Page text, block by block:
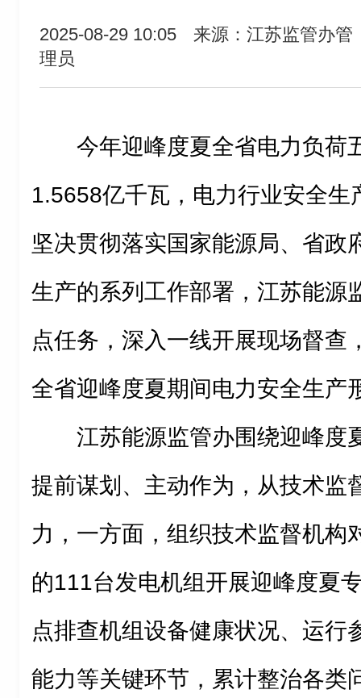
2025-08-29 10:05
来源：江苏监管办管
理员
今年迎峰度夏全省电力负荷
1.5658亿千瓦，电力行业安全生
坚决贯彻落实国家能源局、省政
生产的系列工作部署，江苏能源
点任务，深入一线开展现场督查
全省迎峰度夏期间电力安全生产
江苏能源监管办围绕迎峰度
提前谋划、主动作为，从技术监
力，一方面，组织技术监督机构
的111台发电机组开展迎峰度夏
点排查机组设备健康状况、运行
能力等关键环节，累计整治各类